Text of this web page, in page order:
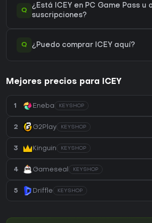
Q
¿Está ICEY en PC Game Pass u
suscripciones?
Q ¿Puedo comprar ICEY aquí?
Mejores precios para ICEY
1 Eneba KEYSHOP
2 G2Play KEYSHOP
3 Kinguin KEYSHOP
4 Gameseal KEYSHOP
5 Driffle KEYSHOP